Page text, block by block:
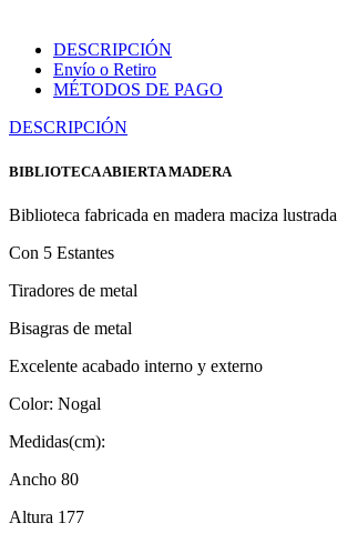
DESCRIPCIÓN
Envío o Retiro
MÉTODOS DE PAGO
DESCRIPCIÓN
BIBLIOTECA ABIERTA MADERA
Biblioteca fabricada en madera maciza lustrada
Con 5 Estantes
Tiradores de metal
Bisagras de metal
Excelente acabado interno y externo
Color: Nogal
Medidas(cm):
Ancho 80
Altura 177